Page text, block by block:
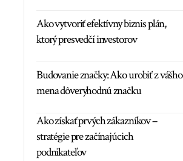
Ako vytvoriť efektívny biznis plán,
ktorý presvedčí investorov
Budovanie značky: Ako urobiť z vášho
mena dôveryhodnú značku
Ako získať prvých zákazníkov –
stratégie pre začínajúcich
podnikateľov